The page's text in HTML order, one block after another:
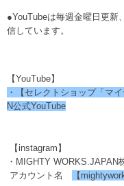
●YouTubeは毎週金曜日更新
信しています。
【YouTube】
・【セレクトショップ「マ
N公式YouTube
【instagram】
・MIGHTY
アカウント名
【